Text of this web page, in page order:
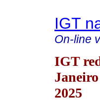
IGT
On-line
IGT
2025